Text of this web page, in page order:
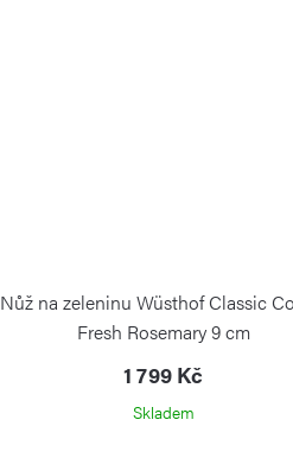
Nůž na zeleninu Wüsthof Classic
Fresh Rosemary 9 cm
1 799 Kč
Skladem